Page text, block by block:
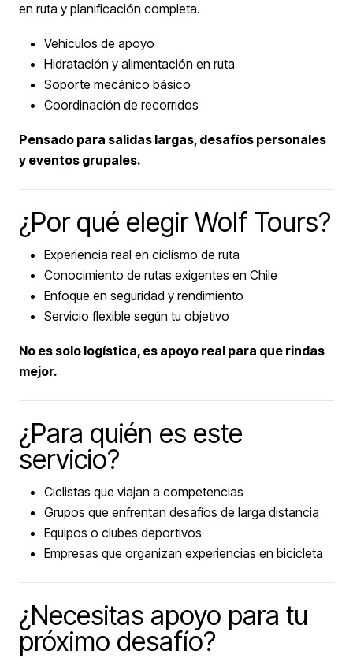
en ruta y planificación completa.
Vehículos de apoyo
Hidratación y alimentación en ruta
Soporte mecánico básico
Coordinación de recorridos
Pensado para salidas largas, desafíos personales
y eventos grupales.
¿Por qué elegir Wolf Tours?
Experiencia real en ciclismo de ruta
Conocimiento de rutas exigentes en Chile
Enfoque en seguridad y rendimiento
Servicio flexible según tu objetivo
No es solo logística, es apoyo real para que rindas
mejor.
¿Para quién es este
servicio?
Ciclistas que viajan a competencias
Grupos que enfrentan desafíos de larga distancia
Equipos o clubes deportivos
Empresas que organizan experiencias en bicicleta
¿Necesitas apoyo para tu
próximo desafío?